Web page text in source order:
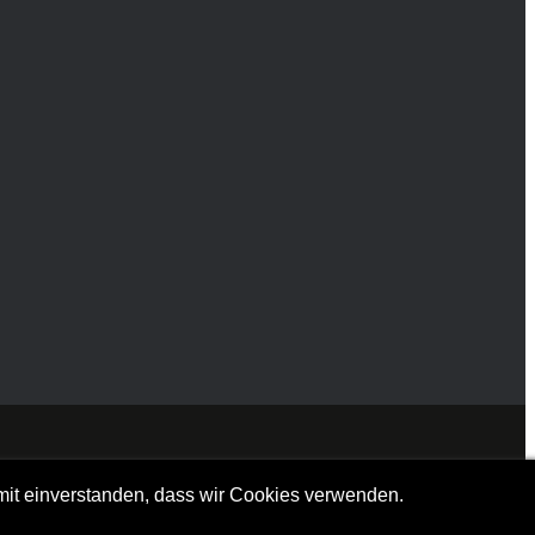
einverstanden, dass wir Cookies verwenden.